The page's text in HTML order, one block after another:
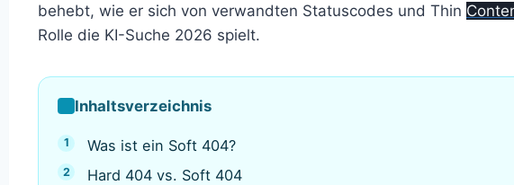
behebt, wie er sich von verwandten Statuscodes und Thin
Rolle die KI-Suche 2026 spielt.
Inhaltsverzeichnis
Was ist ein Soft 404?
Hard 404 vs. Soft 404